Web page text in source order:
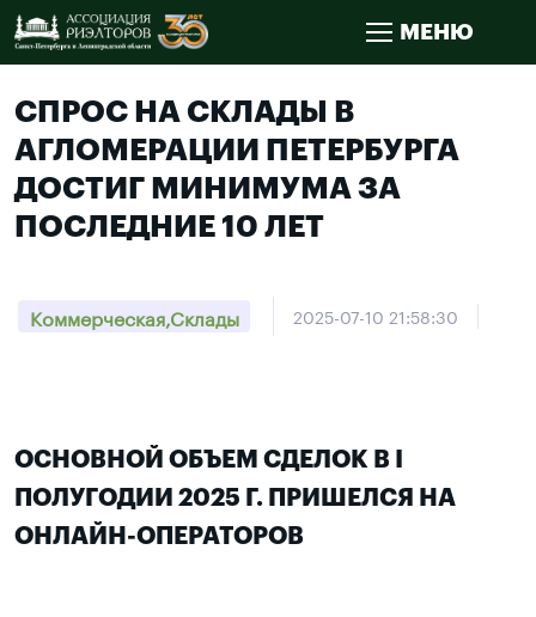
МЕНЮ
СПРОС НА СКЛАДЫ В
АГЛОМЕРАЦИИ ПЕТЕРБУРГА
ДОСТИГ МИНИМУМА ЗА
ПОСЛЕДНИЕ 10 ЛЕТ
Коммерческая,Склады 2025-07-10 21:58:30
ОСНОВНОЙ ОБЪЕМ СДЕЛОК В I
ПОЛУГОДИИ 2025 Г. ПРИШЕЛСЯ НА
ОНЛАЙН-ОПЕРАТОРОВ